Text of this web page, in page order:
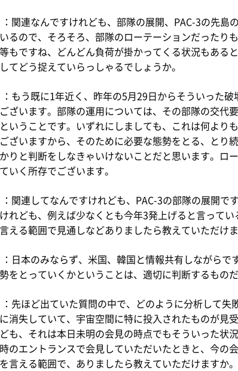
：関連なんですけれども、部隊の展開、PAC-3の先
るので、そろそろ、部隊のローテーションだったり
もですね、どんどん負荷が掛かってくる状況もある
てどう捉えていらっしゃるでしょうか。
：もう既に1年近く、昨年の5月29日からそういった
ざいます。部隊の運用については、その部隊の交代
いうことです。いずれにしましても、これは何より
ざいますから、そのために必要な態勢をとる、とり
りと判断をしなきゃいけないことだと思います。ロ
いく所存でございます。
：関連してなんですけれども、PAC-3の部隊の展開
れども、例えば少なくとも今年3発上げると言って
える範囲で見通しなどありましたら教えていただけま
：日本のみならず、米国、韓国と情報共有しながら
をとっていくかということは、適切に判断するもの
：先ほど出ていた質問の中で、どのように分析して
消失していて、宇宙空間に特に投入されたものが見
も、それは本日未明の会見の時点でもそういった状
のエントランスで会見していただいたときと、今の
言える範囲で、ありましたら教えていただけますか。